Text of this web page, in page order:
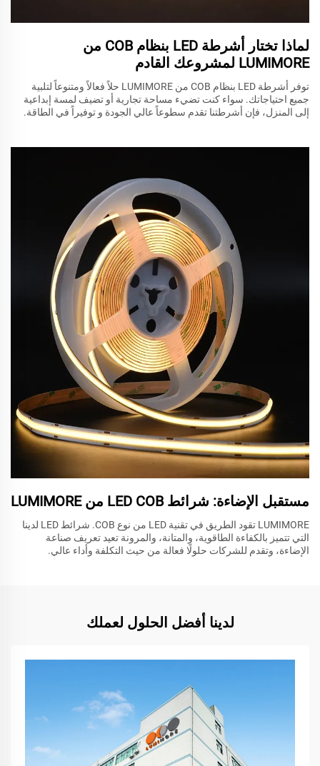
لماذا تختار أشرطة LED بنظام COB من
LUMIMORE لمشروعك القادم
توفر أشرطة LED بنظام COB من LUMIMORE حلاً فعالاً ومتنوعاً لتلبية
جميع احتياجاتك. سواء كنت تضيء مساحة تجارية أو تضيف لمسة إبداعية
إلى المنزل، فإن أشرطتنا تقدم سطوعاً عالي الجودة و توفيراً في الطاقة.
مستقبل الإضاءة: شرائط LED COB من LUMIMORE
LUMIMORE تقود الطريق في تقنية LED من نوع COB. شرائط LED لدينا
التي تتميز بالكفاءة الطاقوية، والمتانة، والمرونة تعيد تعريف صناعة
الإضاءة، وتقدم للشركات حلولًا فعالة من حيث التكلفة وأداء عالي.
لدينا أفضل الحلول لعملك